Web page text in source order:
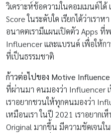
วิเคราะห์ข้อความในคอมเมนต์ได้
Score ในระดับใด เรียกได้ว่าเรา
อนาคตเรามีแผนเปิดตัว Apps ที่
Influencer และแบรนด์ เพื่อให้ก
ที่เป็นธรรมชาติ
ก้าวต่อไปของ Motive
ที่ผ่านมา คนมองว่า Influencer
เราอยากชวนให้ทุกคนมองว่า
เหมือนเรา ในปี 2021 เราอยาก
Original มากขึ้น มีความชัดเจนใ